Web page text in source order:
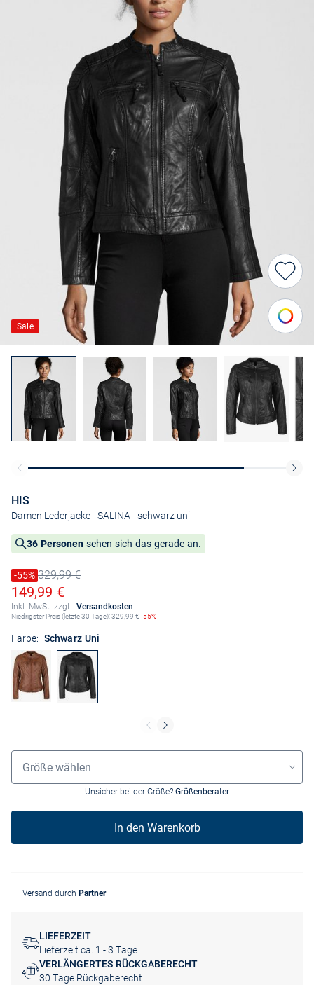
Sale
HIS
Damen Lederjacke - SALINA- schwarz uni
36 Personen sehen sich das gerade an.
Preis reduziert um
-55%
Alter Preis329,99 €
Ermäßigter Preis
149,99 €
Inkl. MwSt. zzgl. Versandkosten
Niedrigster Preis (letzte 30 Tage):329,99€ -55%
Farbe: Schwarz Uni
Grössenauswahl
Größe wählen
Unsicher bei der Größe? Größenberater
In den Warenkorb
Versand durch Partner
LIEFERZEIT
Lieferzeit ca. 1 - 3 Tage
VERLÄNGERTES RÜCKGABERECHT
30 Tage Rückgaberecht